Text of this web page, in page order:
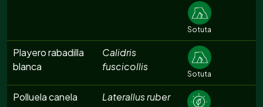
Sotuta
Playero rabadilla
blanca
Calidris
fuscicollis
Sotuta
Polluela canela Laterallus ruber